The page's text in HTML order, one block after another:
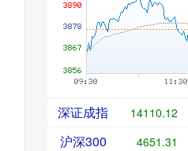
深证成指 14110.12
沪深300 4651.31